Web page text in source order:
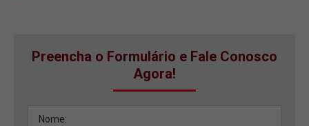
Preencha o Formulário e Fale Conosco
Agora!